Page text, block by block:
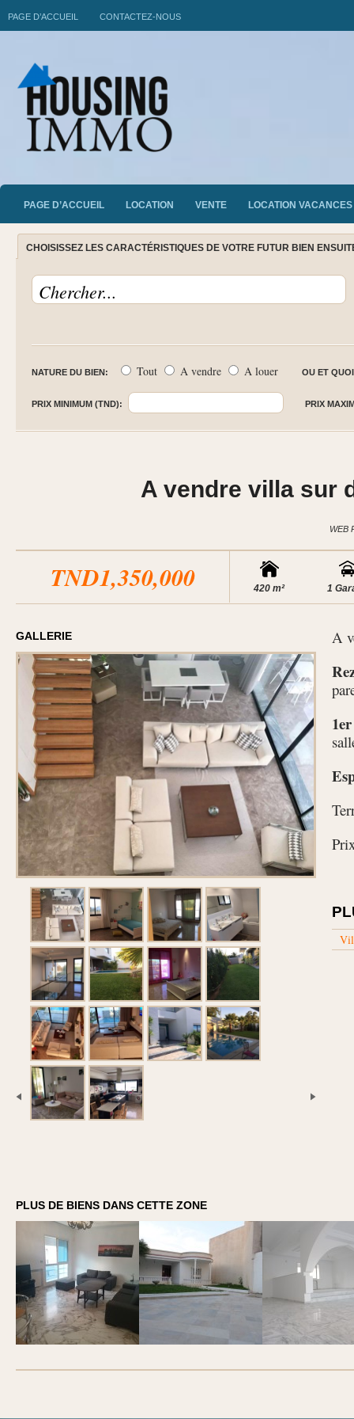
PAGE D’ACCUEIL CONTACTEZ-NOUS
PAGE D’ACCUEIL LOCATION VENTE LOCATION VACANCES
CHOISISSEZ LES CARACTÉRISTIQUES DE VOTRE FUTUR BIEN
NATURE DU BIEN: Tout A vendre A louer OU ET
PRIX MINIMUM (TND): PRIX
A vendre villa sur
WEB
TND1,350,000 420 m² 1
GALLERIE A
PLUS DE BIENS DANS CETTE ZONE